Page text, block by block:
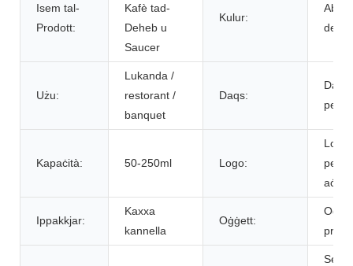
Isem tal-
Prodott:
Kafè tad-
Deheb u
Saucer
Kulur:
Użu:
Lukanda /
restorant /
banquet
Daqs:
Daqs
Kapaċità: 50-250ml Logo:
Logo
Ippakkjar:
Kaxxa
kannella
Oġġett:
Set